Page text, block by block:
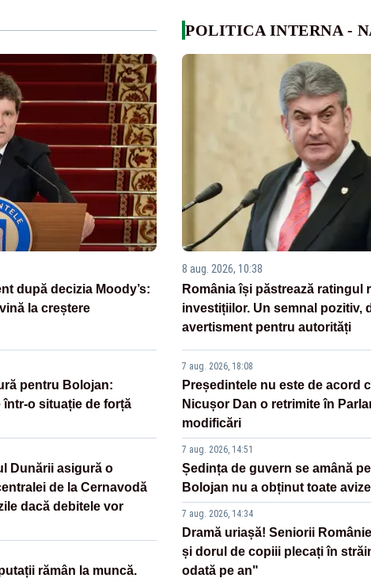
după decizia Moody’s:
la creștere
pentru Bolojan:
într-o situație de forță
Dunării asigură o
de la Cernavodă
dacă debitele vor
rămân la muncă.
POLITICA INTERNA -
8 aug. 2026, 10:38
România își păstrează ratingul
investițiilor. Un semnal pozitiv,
avertisment pentru autorități
7 aug. 2026, 18:08
Președintele nu este de acord
Nicușor Dan o retrimite în
modificări
7 aug. 2026, 14:51
Ședința de guvern se amână
Bolojan nu a obținut toate
7 aug. 2026, 14:34
Dramă uriașă! Seniorii
și dorul de copiii plecați în
odată pe an"